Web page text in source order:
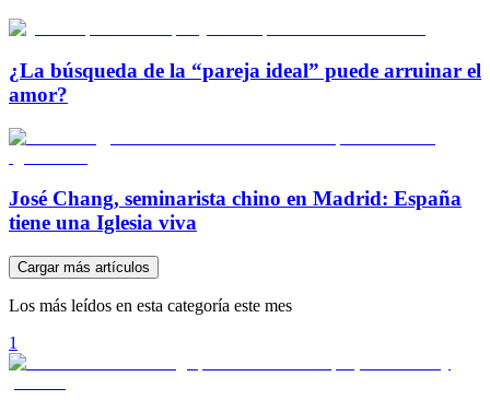
¿La búsqueda de la “pareja ideal” puede arruinar el
amor?
José Chang, seminarista chino en Madrid: España
tiene una Iglesia viva
Cargar más artículos
Los más leídos en esta categoría este mes
1